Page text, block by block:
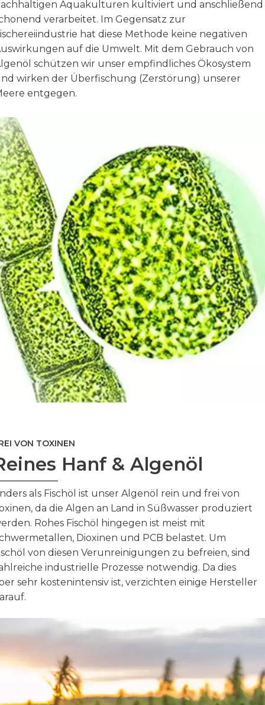
Aquakulturen kultiviert und anschließend
verarbeitet. Im Gegensatz zur
hat diese Methode keine negativen
auf die Umwelt. Mit dem Gebrauch von
schützen wir unser empfindliches Ökosystem
wirken der Überfischung (Zerstörung) unserer
entgegen.
VON TOXINEN
Hanf & Algenöl
als Fischöl ist unser Algenöl rein und frei von
da die Algen an Land in Süßwasser produziert
Rohes Fischöl hingegen ist meist mit
Dioxinen und PCB belastet. Um
von diesen Verunreinigungen zu befreien, sind
industrielle Prozesse notwendig. Da dies
sehr kostenintensiv ist, verzichten einige Hersteller